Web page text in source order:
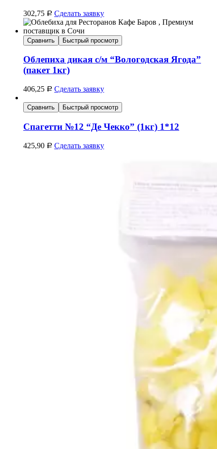
302,75 Р Сделать заявку
Сравнить Быстрый просмотр
Облепиха дикая с/м “Вологодская Ягода”
(пакет 1кг)
406,25 Р Сделать заявку
Сравнить Быстрый просмотр
Спагетти №12 “Де Чекко” (1кг) 1*12
425,90 Р Сделать заявку